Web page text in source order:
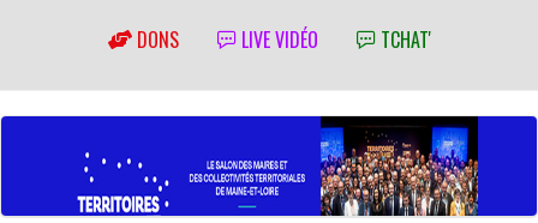
DONS LIVE VIDÉO TCHAT'